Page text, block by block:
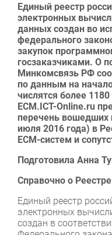
Единый реестр
электронных
данных создан во
федерального
закупок
госзаказчиками. О
Минкомсвязь РФ
по данным на
числятся более
ECM.ICT-Online.ru
перечень
июля 2016 года) в
ЕСМ-систем и
Подготовила Анна
Справочно о Реестре
Единый реестр
электронных
создан в